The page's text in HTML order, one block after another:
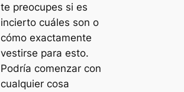
te preocupes si es
incierto cuáles son o
cómo exactamente
vestirse para esto.
Podría comenzar con
cualquier cosa